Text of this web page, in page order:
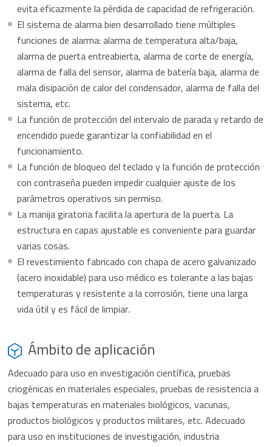
evita eficazmente la pérdida de capacidad de refrigeración.
El sistema de alarma bien desarrollado tiene múltiples
funciones de alarma: alarma de temperatura alta/baja,
alarma de puerta entreabierta, alarma de corte de energía,
alarma de falla del sensor, alarma de batería baja, alarma de
mala disipación de calor del condensador, alarma de falla del
sistema, etc.
La función de protección del intervalo de parada y retardo de
encendido puede garantizar la confiabilidad en el
funcionamiento.
La función de bloqueo del teclado y la función de protección
con contraseña pueden impedir cualquier ajuste de los
parámetros operativos sin permiso.
La manija giratoria facilita la apertura de la puerta. La
estructura en capas ajustable es conveniente para guardar
varias cosas.
El revestimiento fabricado con chapa de acero galvanizado
(acero inoxidable) para uso médico es tolerante a las bajas
temperaturas y resistente a la corrosión, tiene una larga
vida útil y es fácil de limpiar.
Ámbito de aplicación
Adecuado para uso en investigación científica, pruebas
criogénicas en materiales especiales, pruebas de resistencia a
bajas temperaturas en materiales biológicos, vacunas,
productos biológicos y productos militares, etc. Adecuado
para uso en instituciones de investigación, industria